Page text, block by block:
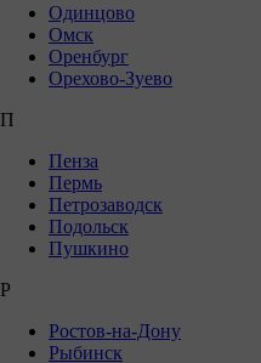
Одинцово
Омск
Оренбург
Орехово-Зуево
П
Пенза
Пермь
Петрозаводск
Подольск
Пушкино
Р
Ростов-на-Дону
Рыбинск